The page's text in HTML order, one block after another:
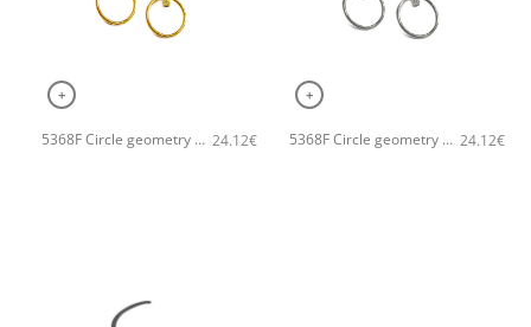
+
5368F Circle geometry small earrings Χρυσό 24.12€
+
5368F Circle geometry small earrings Ασημί 24.12€